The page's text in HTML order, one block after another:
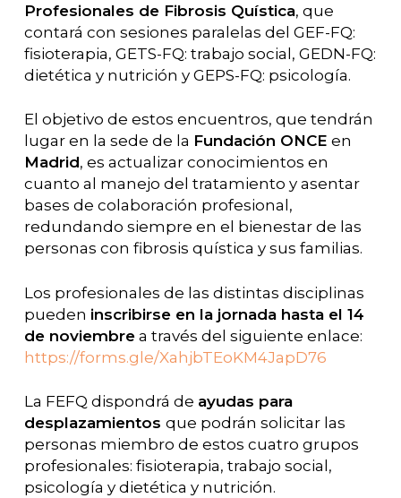
Profesionales de Fibrosis Quística, que
contará con sesiones paralelas del GEF-FQ:
fisioterapia, GETS-FQ: trabajo social, GEDN-FQ:
dietética y nutrición y GEPS-FQ: psicología.
El objetivo de estos encuentros, que tendrán
lugar en la sede de la Fundación ONCE en
Madrid, es actualizar conocimientos en
cuanto al manejo del tratamiento y asentar
bases de colaboración profesional,
redundando siempre en el bienestar de las
personas con fibrosis quística y sus familias.
Los profesionales de las distintas disciplinas
pueden inscribirse en la jornada hasta el 14
de noviembrea través del siguiente enlace:
https://forms.gle/XahjbTEoKM4JapD76
La FEFQ dispondrá de ayudas para
desplazamientos que podrán solicitar las
personas miembro de estos cuatro grupos
profesionales: fisioterapia, trabajo social,
psicología y dietética y nutrición.